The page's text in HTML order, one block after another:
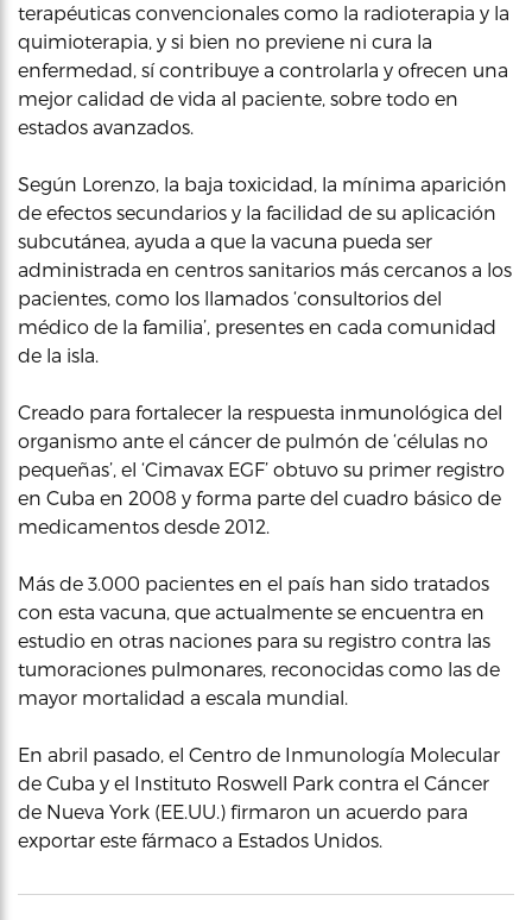
terapéuticas convencionales como la radioterapia y la
quimioterapia, y si bien no previene ni cura la
enfermedad, sí contribuye a controlarla y ofrecen una
mejor calidad de vida al paciente, sobre todo en
estados avanzados.
Según Lorenzo, la baja toxicidad, la mínima aparición
de efectos secundarios y la facilidad de su aplicación
subcutánea, ayuda a que la vacuna pueda ser
administrada en centros sanitarios más cercanos a los
pacientes, como los llamados ‘consultorios del
médico de la familia’, presentes en cada comunidad
de la isla.
Creado para fortalecer la respuesta inmunológica del
organismo ante el cáncer de pulmón de ‘células no
pequeñas’, el ‘Cimavax EGF’ obtuvo su primer registro
en Cuba en 2008 y forma parte del cuadro básico de
medicamentos desde 2012.
Más de 3.000 pacientes en el país han sido tratados
con esta vacuna, que actualmente se encuentra en
estudio en otras naciones para su registro contra las
tumoraciones pulmonares, reconocidas como las de
mayor mortalidad a escala mundial.
En abril pasado, el Centro de Inmunología Molecular
de Cuba y el Instituto Roswell Park contra el Cáncer
de Nueva York (EE.UU.) firmaron un acuerdo para
exportar este fármaco a Estados Unidos.